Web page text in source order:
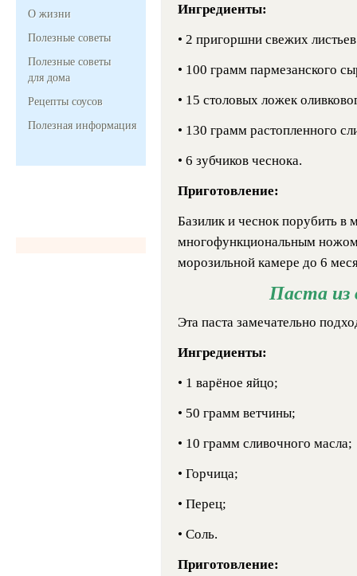
О жизни
Полезные советы
Полезные советы
для дома
Рецепты соусов
Полезная информация
Ингредиенты:
• 2 пригоршни свежих
• 100 грамм пармезанского
• 15 столовых ложек
• 130 грамм растопленного
• 6 зубчиков чеснока.
Приготовление:
Базилик и чеснок порубить в
многофункциональным
морозильной камере до 6
Паста из
Эта паста замечательно
Ингредиенты:
• 1 варёное яйцо;
• 50 грамм ветчины;
• 10 грамм сливочного масла;
• Горчица;
• Перец;
• Соль.
Приготовление: